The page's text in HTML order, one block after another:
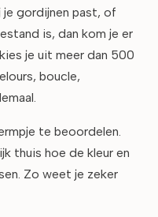
gordijnen past, of
is, dan kom je er
je uit meer dan 500
boucle,
te beoordelen.
thuis hoe de kleur en
Zo weet je zeker